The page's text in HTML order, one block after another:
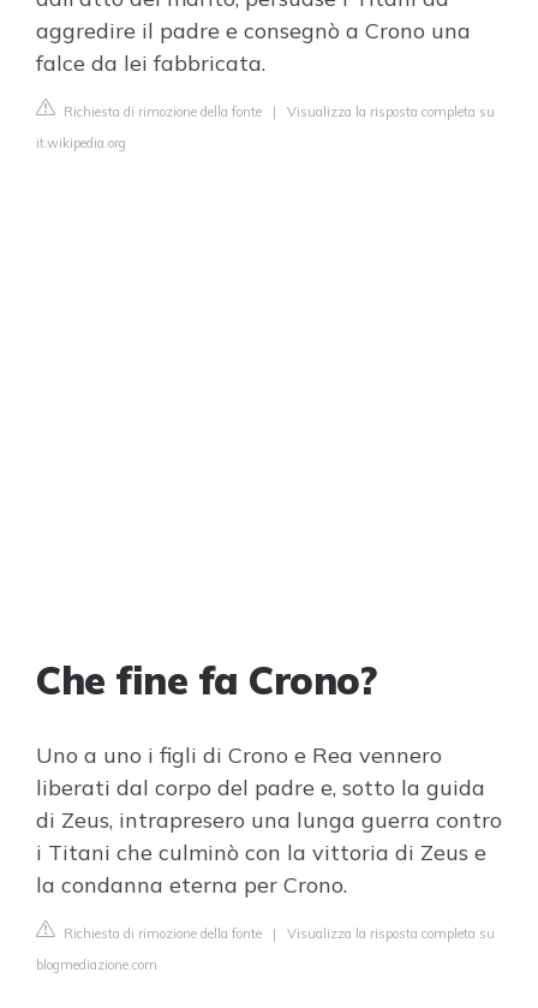
aggredire il padre e consegnò a Crono una
falce da lei fabbricata.
Richiesta di rimozione della fonte | Visualizza la risposta completa su
it.wikipedia.org
Che fine fa Crono?
Uno a uno i figli di Crono e Rea vennero
liberati dal corpo del padre e, sotto la guida
di Zeus, intrapresero una lunga guerra contro
i Titani che culminò con la vittoria di Zeus e
la condanna eterna per Crono.
Richiesta di rimozione della fonte | Visualizza la risposta completa su
blogmediazione.com